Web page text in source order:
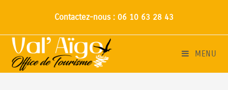
Contactez-nous : 06 10 63 28 43
MENU